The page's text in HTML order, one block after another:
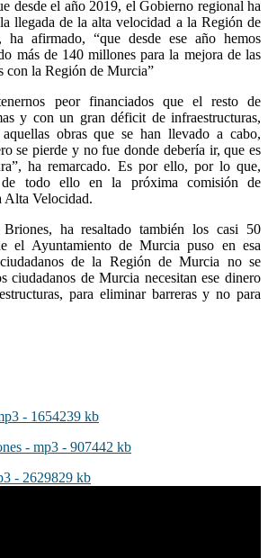
desde el año 2019, el Gobierno regional ha
llegada de la alta velocidad a la Región de
ha afirmado, “que desde ese año hemos
más de 140 millones para la mejora de las
con la Región de Murcia”
peor financiados que el resto de
y con un gran déficit de infraestructuras,
obras que se han llevado a cabo,
se pierde y no fue donde debería ir, que es
ha remarcado. Es por ello, por lo que,
de todo ello en la próxima comisión de
Alta Velocidad.
ha resaltado también los casi 50
el Ayuntamiento de Murcia puso en esa
de la Región de Murcia no se
ciudadanos de Murcia necesitan ese dinero
para eliminar barreras y no para
- 1654239 kb
- mp3 - 907442 kb
- 2629829 kb